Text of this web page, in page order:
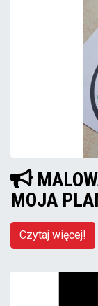
MOJA
Czytaj więcej!